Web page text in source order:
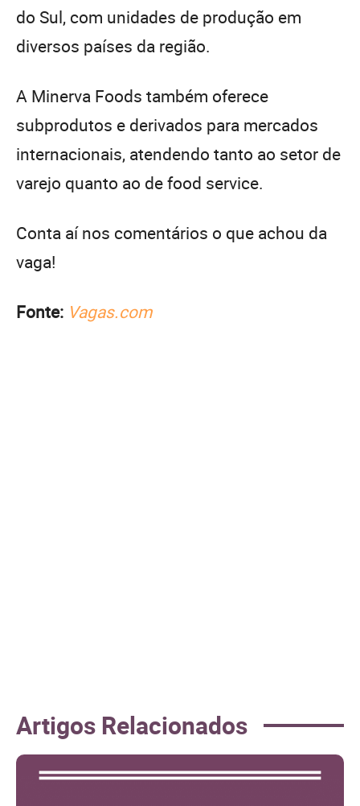
do Sul, com unidades de produção em
diversos países da região.
A Minerva Foods também oferece
subprodutos e derivados para mercados
internacionais, atendendo tanto ao setor de
varejo quanto ao de food service.
Conta aí nos comentários o que achou da
vaga!
Fonte: Vagas.com
Artigos Relacionados